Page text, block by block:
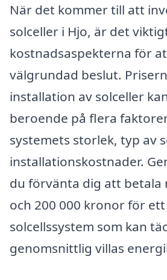
När det kommer till att
solceller i Hjo, är det
kostnadsaspekterna för
välgrundad beslut.
installation av solceller
beroende på flera
systemets storlek, typ av
installationskostnader.
du förvänta dig att betala
och 200 000 kronor för
solcellssystem som kan
genomsnittlig villas